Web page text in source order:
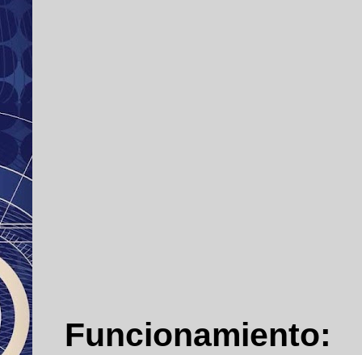
Funcionamiento: